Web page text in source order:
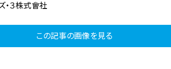
３株式會社
この記事の画像を見る